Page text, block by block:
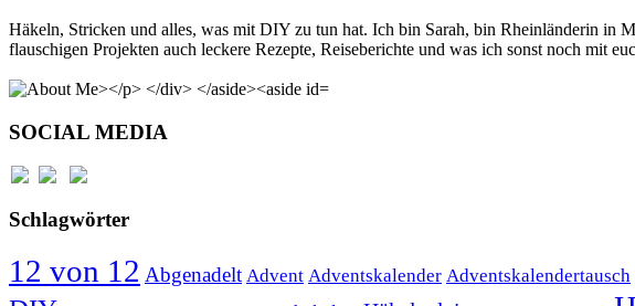
Häkeln, Stricken und alles, was mit DIY zu tun hat. Ich bin Sarah, bin Rheinländerin in
flauschigen Projekten auch leckere Rezepte, Reiseberichte und was ich sonst noch mit
SOCIAL MEDIA
Schlagwörter
12 von 12 Abgenadelt Advent Adventskalender Adventskalendertausch